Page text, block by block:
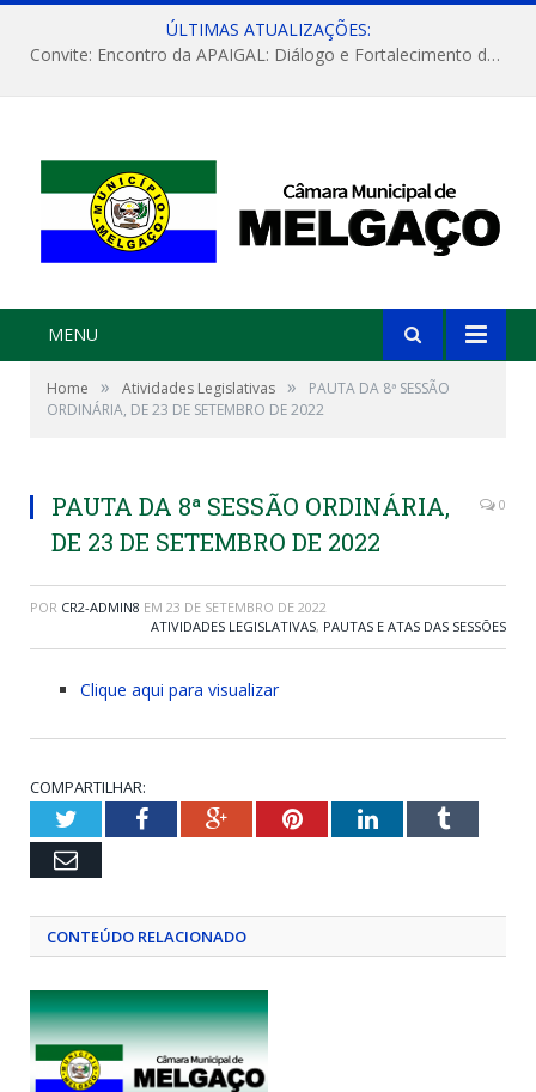
ÚLTIMAS ATUALIZAÇÕES:
Convite: Encontro da APAIGAL: Diálogo e Fortalecimento da Agricultura Familiar
MENU
Home » Atividades Legislativas »
PAUTA DA 8ª SESSÃO
ORDINÁRIA, DE 23 DE SETEMBRO DE 2022
PAUTA DA 8ª SESSÃO ORDINÁRIA,
DE 23 DE SETEMBRO DE 2022
0
POR CR2-ADMIN8 EM 23 DE SETEMBRO DE 2022
ATIVIDADES LEGISLATIVAS, PAUTAS E ATAS DAS SESSÕES
Clique aqui para visualizar
COMPARTILHAR:
TwitterFacebookGoogle+PinterestLinkedInTumblr
Email
CONTEÚDO RELACIONADO